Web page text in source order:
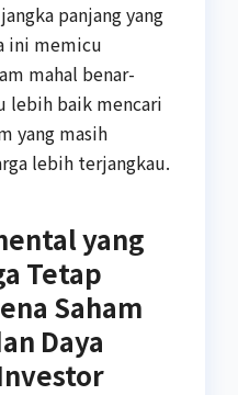
panjang yang
ini memicu
mahal benar-
lebih baik mencari
yang masih
lebih terjangkau.
yang
Tetap
Saham
Daya